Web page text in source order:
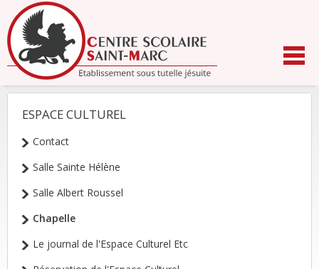
contenu.
|
Aller
à
la
navigation
NAVIGATION
ESPACE CULTUREL
Contact
Salle Sainte Hélène
Salle Albert Roussel
Chapelle
Le journal de l'Espace Culturel Etc